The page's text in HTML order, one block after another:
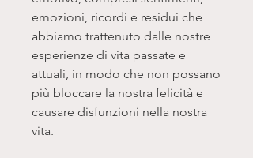
emozioni, ricordi e residui che
abbiamo trattenuto dalle nostre
esperienze di vita passate e
attuali, in modo che non possano
più bloccare la nostra felicità e
causare disfunzioni nella nostra
vita.